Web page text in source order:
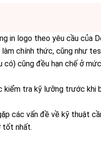
in logo theo yêu cầu của
chính thức, cũng như
có) cũng đều hạn chế ở
kiểm tra kỹ lưỡng trước khi
các vấn đề về kỹ thuật
tốt nhất.